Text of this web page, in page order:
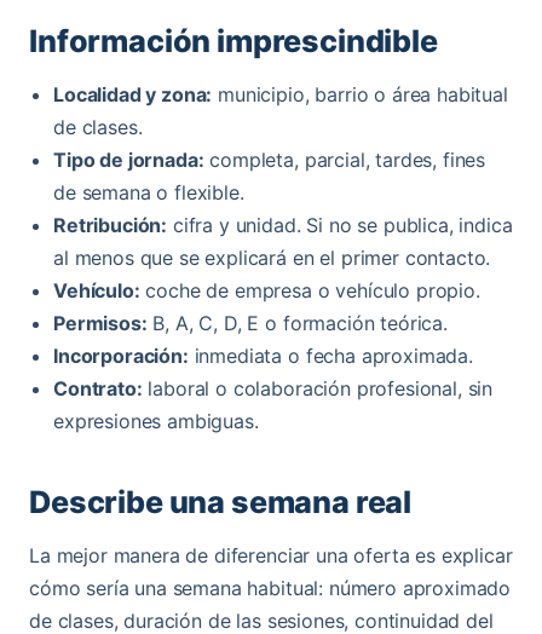
Información imprescindible
Localidad y zona: municipio, barrio o área habitual
de clases.
Tipo de jornada: completa, parcial, tardes, fines
de semana o flexible.
Retribución: cifra y unidad. Si no se publica, indica
al menos que se explicará en el primer contacto.
Vehículo: coche de empresa o vehículo propio.
Permisos: B, A, C, D, E o formación teórica.
Incorporación: inmediata o fecha aproximada.
Contrato: laboral o colaboración profesional, sin
expresiones ambiguas.
Describe una semana real
La mejor manera de diferenciar una oferta es explicar
cómo sería una semana habitual: número aproximado
de clases, duración de las sesiones, continuidad del